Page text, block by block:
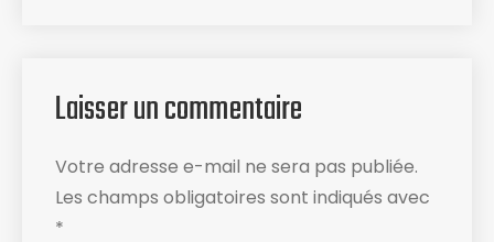
Laisser un commentaire
Votre adresse e-mail ne sera pas publiée.
Les champs obligatoires sont indiqués avec
*